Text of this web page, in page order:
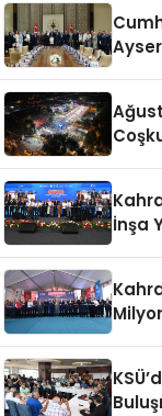
İnşa